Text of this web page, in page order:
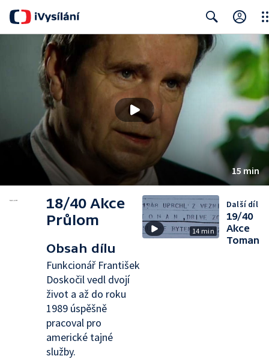
Search
15 min
18/40 Akce
Průlom
Obsah dílu
Funkcionář František
Doskočil vedl dvojí
život a až do roku
1989 úspěšně
pracoval pro
americké tajné
služby.
14 min
Další díl
19/40
Akce
Toman